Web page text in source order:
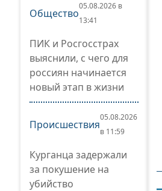
Общество
05.08.2026 в
13:41
ПИК и Росгосстрах
выяснили, с чего для
россиян начинается
новый этап в жизни
Происшествия
05.08.2026
в 11:59
Курганца задержали
за покушение на
убийство